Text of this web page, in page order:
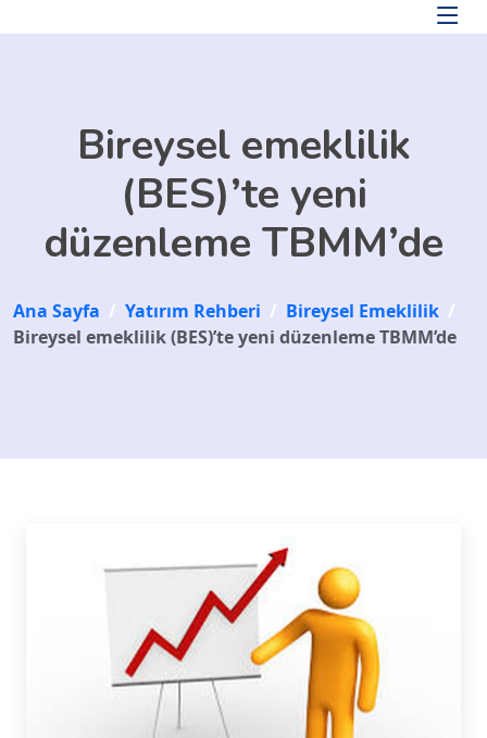
Bireysel emeklilik
(BES)’te yeni
düzenleme TBMM’de
Ana Sayfa / Yatırım Rehberi / Bireysel Emeklilik /
Bireysel emeklilik (BES)’te yeni düzenleme TBMM’de